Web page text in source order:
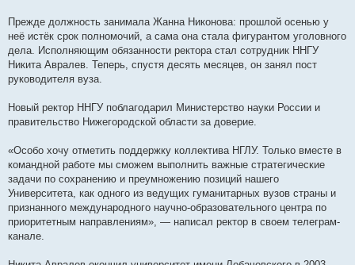
Прежде должность занимала Жанна Никонова: прошлой осенью у
неё истёк срок полномочий, а сама она стала фигурантом уголовного
дела. Исполняющим обязанности ректора стал сотрудник ННГУ
Никита Авралев. Теперь, спустя десять месяцев, он занял пост
руководителя вуза.
Новый ректор ННГУ поблагодарил Министерство науки России и
правительство Нижегородской области за доверие.
«Особо хочу отметить поддержку коллектива НГЛУ. Только вместе в
командной работе мы сможем выполнить важные стратегические
задачи по сохранению и преумножению позиций нашего
Университета, как одного из ведущих гуманитарных вузов страны и
признанного международного научно-образовательного центра по
приоритетным направлениям», — написал ректор в своем телеграм-
канале.